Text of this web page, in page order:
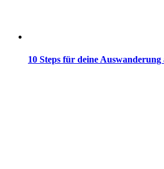
10 Steps für deine Auswanderung